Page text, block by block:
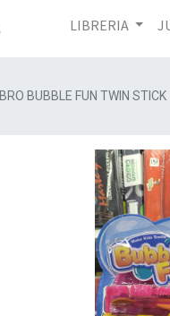
LIBRERIA
BUBBLE FUN TWIN STICK